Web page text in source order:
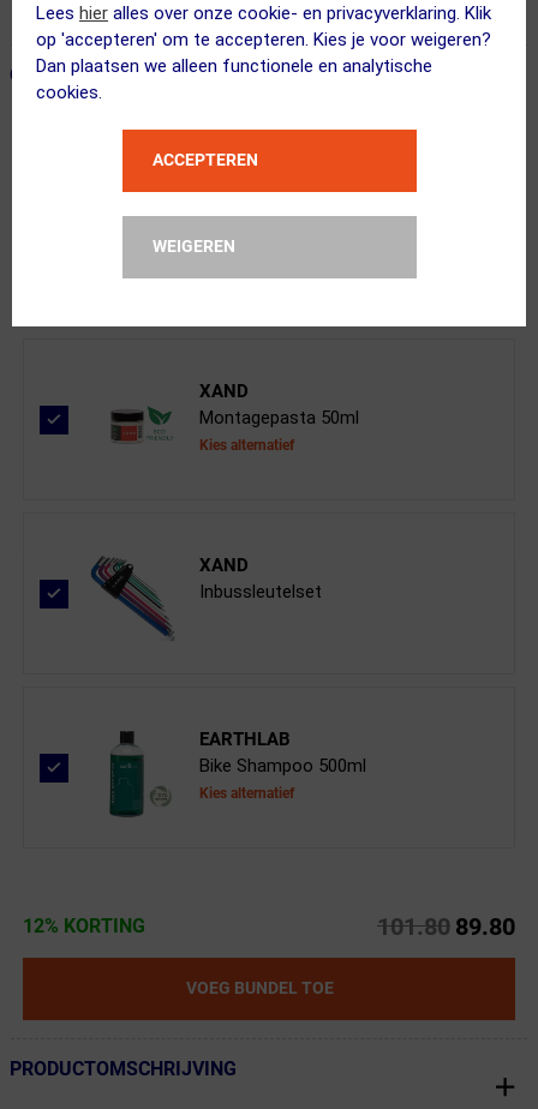
Lees hier alles over onze cookie- en privacyverklaring. Klik
op 'accepteren' om te accepteren. Kies je voor weigeren?
Dan plaatsen we alleen functionele en analytische
cookies.
ACCEPTEREN
WEIGEREN
365 dagen retourrecht
← Terug naar productnavigatie
ONZE AANBEVOLEN COMBINATIE
BBB Cycling
CandlePost BSP-44 Verende Zadelpen ...
XAND
Montagepasta 50ml
Kies alternatief
XAND
Inbussleutelset
EARTHLAB
Bike Shampoo 500ml
Kies alternatief
12% KORTING 101.80 89.80
VOEG BUNDEL TOE
← Terug naar productnavigatie
PRODUCTOMSCHRIJVING